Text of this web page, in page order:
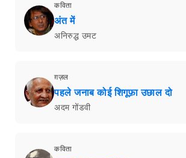
कविता
अंत में
अनिरुद्ध उमट
ग़ज़ल
पहले जनाब कोई शिगूफ़ा उछाल दो
अदम गोंडवी
कविता